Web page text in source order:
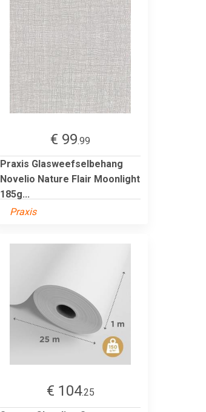
€ 99.99
Praxis Glasweefselbehang
Novelio Nature Flair Moonlight
185g...
Praxis
€ 104.25